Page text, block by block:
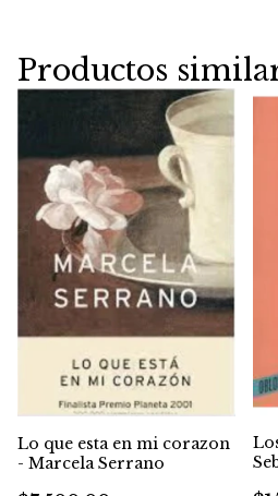
Productos
Lo que esta en mi corazon
- Marcela Serrano